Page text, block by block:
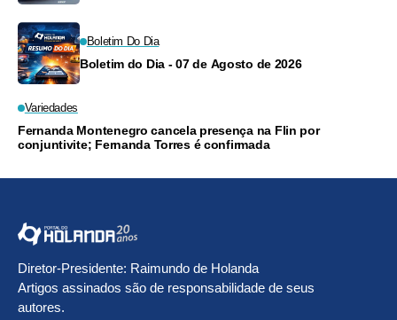
Boletim Do Dia
Boletim do Dia - 07 de Agosto de 2026
Variedades
Fernanda Montenegro cancela presença na Flin por
conjuntivite; Fernanda Torres é confirmada
Diretor-Presidente: Raimundo de Holanda
Artigos assinados são de responsabilidade de seus
autores.